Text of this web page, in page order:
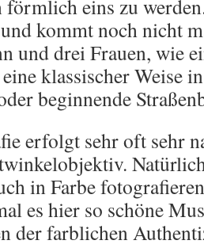
förmlich eins zu
kommt noch nicht
und drei Frauen, wie
klassischer Weise
beginnende
erfolgt sehr oft sehr
in Farbe
es hier so schöne
der farblichen